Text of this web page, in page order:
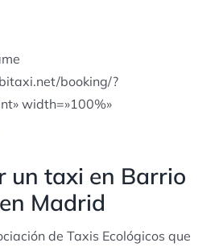
booking/?
width=»100%»
un taxi en Barrio
Madrid
de Taxis Ecológicos que